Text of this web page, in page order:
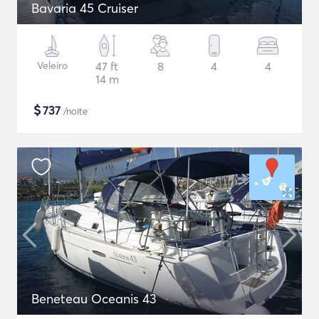
Bavaria 45 Cruiser
Veleiro
47 ft
14 m
8 4 4
$737 /noite
Beneteau Oceanis 43